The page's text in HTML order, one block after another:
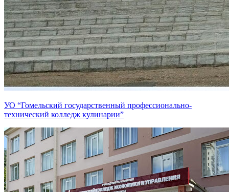
УО “Гомельский государственный профессионально-
технический колледж кулинарии”